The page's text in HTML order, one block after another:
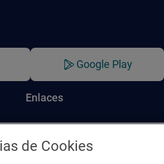
Google Play
Enlaces
Contacto
Sala de prensa
de Cookies